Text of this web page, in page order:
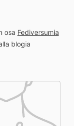
osa Fediversumia
blogia